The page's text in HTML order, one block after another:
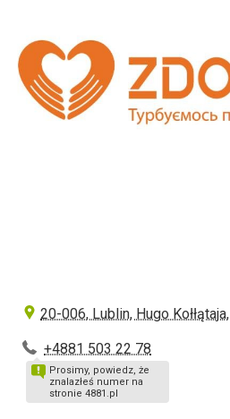
20-006, Lublin, Hugo
+4881 503 22 78
Prosimy, powiedz, że
znalazłeś numer na
stronie 4881.pl